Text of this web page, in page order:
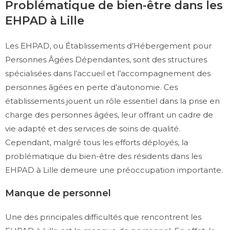
Problématique de bien-être dans les
EHPAD à Lille
Les EHPAD, ou Établissements d’Hébergement pour
Personnes Âgées Dépendantes, sont des structures
spécialisées dans l’accueil et l’accompagnement des
personnes âgées en perte d’autonomie. Ces
établissements jouent un rôle essentiel dans la prise en
charge des personnes âgées, leur offrant un cadre de
vie adapté et des services de soins de qualité.
Cependant, malgré tous les efforts déployés, la
problématique du bien-être des résidents dans les
EHPAD à Lille demeure une préoccupation importante.
Manque de personnel
Une des principales difficultés que rencontrent les